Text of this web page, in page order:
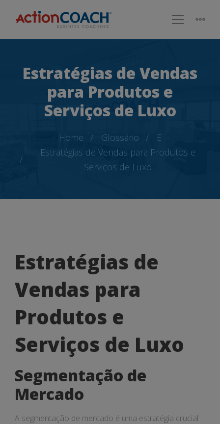
Estratégias de Vendas
para Produtos e
Serviços de Luxo
Home Glossário
E
Estratégias de Vendas para Produtos e
Serviços de Luxo
Estratégias
de
Vendas
para
Produtos
e
Serviços
de
Luxo
Estratégias de
Vendas para
Produtos e
Serviços de Luxo
Segmentação de
Mercado
A segmentação de mercado é uma estratégia crucial